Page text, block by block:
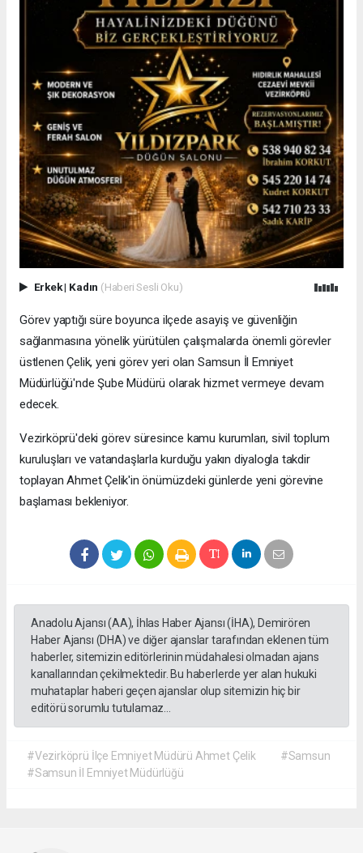
Erkek| Kadın (Haberi Sesli Oku)
Görev yaptığı süre boyunca ilçede asayiş ve güvenliğin
sağlanmasına yönelik yürütülen çalışmalarda önemli görevler
üstlenen Çelik, yeni görev yeri olan Samsun İl Emniyet
Müdürlüğü'nde Şube Müdürü olarak hizmet vermeye devam
edecek.
Vezirköprü'deki görev süresince kamu kurumları, sivil toplum
kuruluşları ve vatandaşlarla kurduğu yakın diyalogla takdir
toplayan Ahmet Çelik'in önümüzdeki günlerde yeni görevine
başlaması bekleniyor.
Anadolu Ajansı (AA), İhlas Haber Ajansı (İHA), Demirören
Haber Ajansı (DHA) ve diğer ajanslar tarafından eklenen tüm
haberler, sitemizin editörlerinin müdahalesi olmadan ajans
kanallarından çekilmektedir. Bu haberlerde yer alan hukuki
muhataplar haberi geçen ajanslar olup sitemizin hiç bir
editörü sorumlu tutulamaz...
#Vezirköprü İlçe Emniyet Müdürü Ahmet Çelik
#Samsun
#Samsun İl Emniyet Müdürlüğü